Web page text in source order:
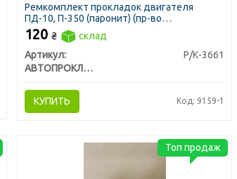
Ремкомплект прокладок двигателя
ПД-10, П-350 (паронит) (пр-во
АВТОПРОКЛАДКА)
120₴
склад
Артикул:
Р/К-3661
АВТОПРОКЛАДКА
КУПИТЬ Код: 9159-1
Топ продаж